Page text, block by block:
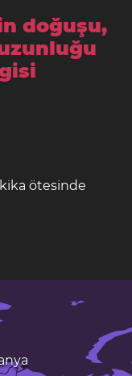
doğuşu,
ötesinde